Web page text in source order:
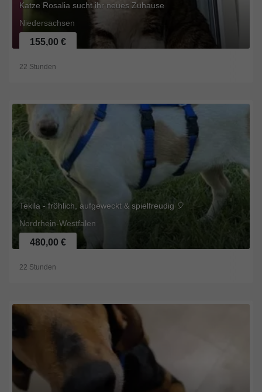
Katze Rosalia sucht ihr neues Zuhause
Niedersachsen
155,00 €
22 Stunden
Tekila - fröhlich, aufgeweckt & spielfreudig 🎈
Nordrhein-Westfalen
480,00 €
22 Stunden